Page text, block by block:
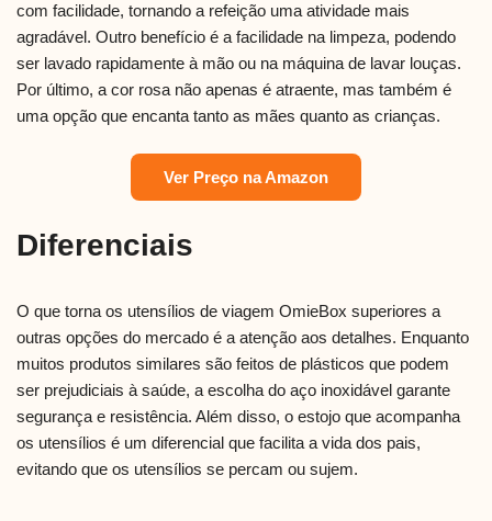
com facilidade, tornando a refeição uma atividade mais
agradável. Outro benefício é a facilidade na limpeza, podendo
ser lavado rapidamente à mão ou na máquina de lavar louças.
Por último, a cor rosa não apenas é atraente, mas também é
uma opção que encanta tanto as mães quanto as crianças.
Ver Preço na Amazon
Diferenciais
O que torna os utensílios de viagem OmieBox superiores a
outras opções do mercado é a atenção aos detalhes. Enquanto
muitos produtos similares são feitos de plásticos que podem
ser prejudiciais à saúde, a escolha do aço inoxidável garante
segurança e resistência. Além disso, o estojo que acompanha
os utensílios é um diferencial que facilita a vida dos pais,
evitando que os utensílios se percam ou sujem.